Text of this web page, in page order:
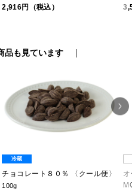
2,916円（税込）
品も見ています
冷蔵
チョコレート８０％ 〈クール便〉
100g